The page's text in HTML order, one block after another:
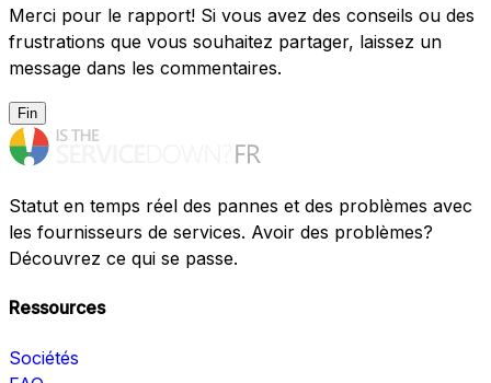
Merci pour le rapport! Si vous avez des conseils ou des
frustrations que vous souhaitez partager, laissez un
message dans les commentaires.
Fin
Statut en temps réel des pannes et des problèmes avec
les fournisseurs de services. Avoir des problèmes?
Découvrez ce qui se passe.
Ressources
Sociétés